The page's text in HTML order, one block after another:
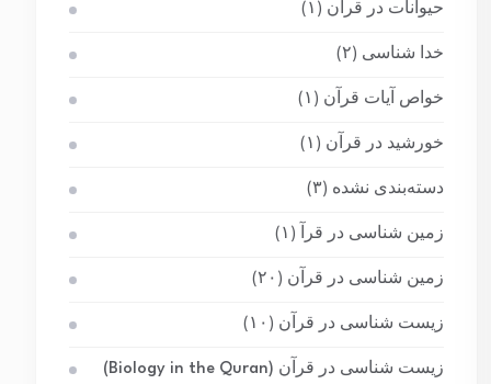
حیوانات در قرآن (۱)
خدا شناسی (۲)
خواص آیات قرآن (۱)
خورشید در قرآن (۱)
دسته‌بندی نشده (۳)
زمین شناسی در قرآ (۱)
زمین شناسی در قرآن (۲۰)
زیست شناسی در قرآن (۱۰)
زیست شناسی در قرآن (Biology in the Quran)